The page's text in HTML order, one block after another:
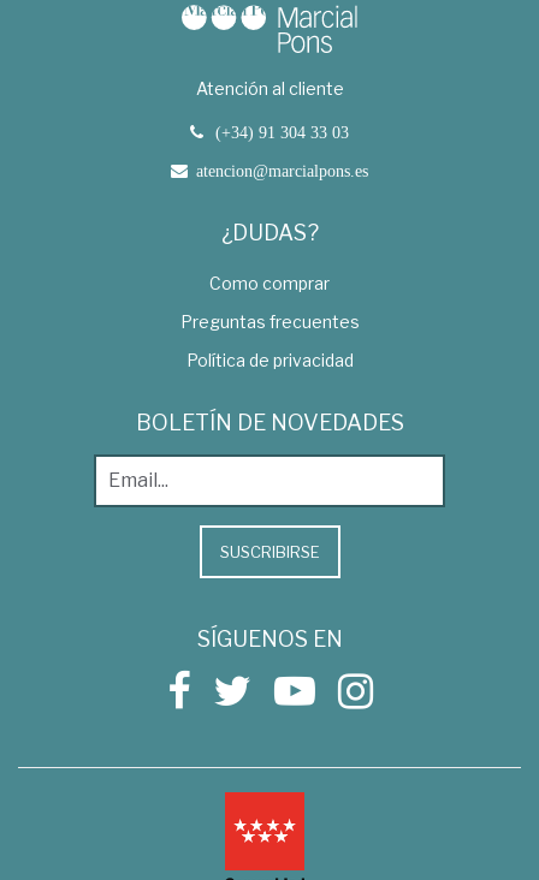
Atención al cliente
(+34) 91 304 33 03
atencion@marcialpons.es
¿DUDAS?
Como comprar
Preguntas frecuentes
Política de privacidad
BOLETÍN DE NOVEDADES
SUSCRIBIRSE
SÍGUENOS EN